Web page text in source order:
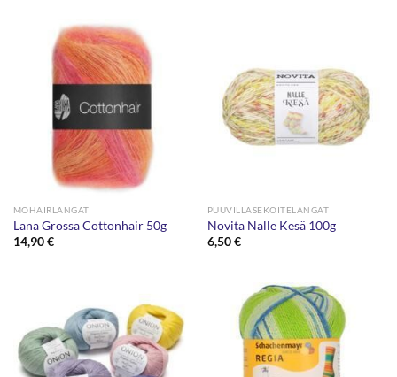
MOHAIRLANGAT
Lana Grossa Cottonhair 50g
14,90€
PUUVILLASEKOITELANGAT
Novita Nalle Kesä 100g
6,50€